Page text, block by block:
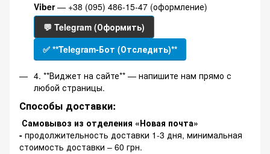
Viber— +38 (095) 486-15-47 (оформление)
💬 Telegram (Оформить)
✅ **Telegram-Бот (Отследить)**
4. **Виджет на сайте** — напишите нам прямо с
любой страницы.
Способы доставки:
Самовывоз из отделения «Новая почта»
- продолжительность доставки 1-3 дня, минимальная
стоимость доставки – 60 грн.